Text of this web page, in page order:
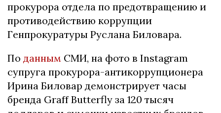
прокурора отдела по предотвращению и
противодействию коррупции
Генпрокуратуры Руслана Биловара.
По данным СМИ, на фото в Instagram
супруга прокурора-антикоррупционера
Ирина Биловар демонстрирует часы
бренда Graff Butterfly за 120 тысяч